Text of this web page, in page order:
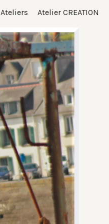
Ateliers Atelier CREATION